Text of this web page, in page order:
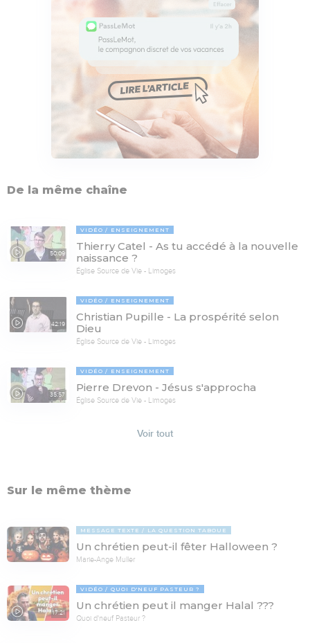
De la même chaîne
50:09
VIDÉO ENSEIGNEMENT
Thierry Catel - As tu accédé à la nouvelle
naissance ?
Église Source de Vie - Limoges
42:19
VIDÉO ENSEIGNEMENT
Christian Pupille - La prospérité selon
Dieu
Église Source de Vie - Limoges
35:57
VIDÉO ENSEIGNEMENT
Pierre Drevon - Jésus s'approcha
Église Source de Vie - Limoges
Voir tout
Sur le même thème
MESSAGE TEXTE LA QUESTION TABOUE
Un chrétien peut-il fêter Halloween ?
Marie-Ange Muller
17:21
VIDÉO QUOI D'NEUF PASTEUR ?
Un chrétien peut il manger Halal ???
Quoi d'neuf Pasteur ?